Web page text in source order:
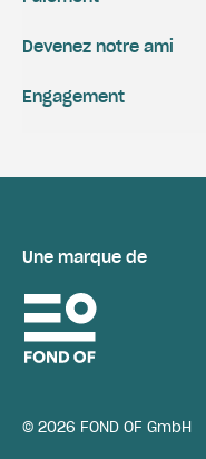
Engagement
Devenez notre ami
Une marque de
© 2026 FOND OF GmbH